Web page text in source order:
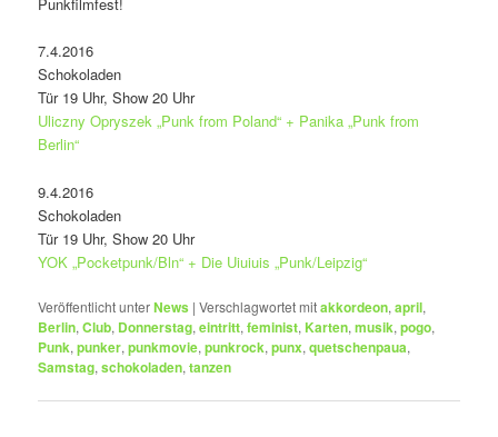
7.4.2016
Schokoladen
Tür 19 Uhr, Show 20 Uhr
Uliczny Opryszek „Punk from Poland“ + Panika „Punk from
Berlin“
9.4.2016
Schokoladen
Tür 19 Uhr, Show 20 Uhr
YOK „Pocketpunk/Bln“ + Die Uiuiuis „Punk/Leipzig“
Veröffentlicht unterNews |Verschlagwortet mitakkordeon,april,
Berlin,Club, Donnerstag,eintritt,feminist, Karten,musik,pogo,
Punk,punker,punkmovie,punkrock,punx,quetschenpaua,
Samstag,schokoladen,tanzen